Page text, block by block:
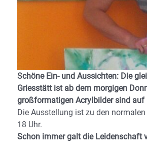
Schöne Ein- und Aussichten: Die
Griesstätt ist ab dem morgigen
großformatigen Acrylbilder sind auf
Die Ausstellung ist zu den
18 Uhr.
Schon immer galt die Leidenschaft